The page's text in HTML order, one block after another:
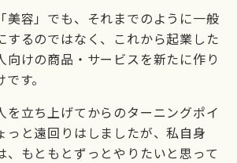
美容」でも、それまでのように一般
するのではなく、これから起業した
向けの商品・サービスを新たに作り
す。
を立ち上げてからのターニングポイ
っと遠回りはしましたが、私自身
、もともとずっとやりたいと思って